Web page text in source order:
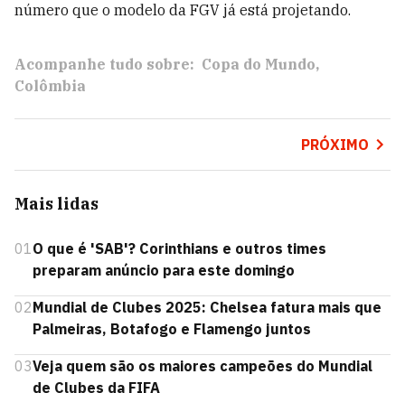
número que o modelo da FGV já está projetando.
Acompanhe tudo sobre: Copa do Mundo
Colômbia
PRÓXIMO
Mais lidas
01O que é 'SAB'? Corinthians e outros times
preparam anúncio para este domingo
02Mundial de Clubes 2025: Chelsea fatura mais que
Palmeiras, Botafogo e Flamengo juntos
03Veja quem são os maiores campeões do Mundial
de Clubes da FIFA